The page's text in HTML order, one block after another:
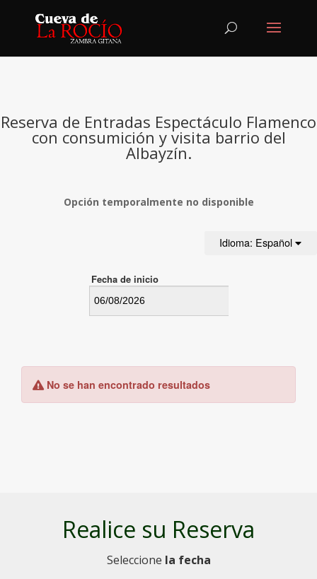
Reserva de Entradas Espectáculo Flamenco
con consumición y visita barrio del
Albayzín.
Opción temporalmente no disponible
Realice su Reserva
Seleccione la fecha